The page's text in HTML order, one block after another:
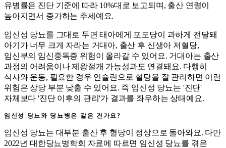
유병률은 진단 기준에 따라 10%대로 보고되며, 출산 연령이
높아지면서 증가하는 추세예요.
임신성 당뇨를 그대로 두면 태아에게 포도당이 과하게 전달돼
아기가 너무 크게 자라는 거대아, 출산 후 신생아 저혈당,
임신부의 임신중독증 위험이 올라갈 수 있어요. 거대아는 출산
과정의 어려움이나 제왕절개 가능성과도 연결돼요. 다행히
식사와 운동, 필요한 경우 인슐린으로 혈당을 잘 관리하면 이런
위험은 상당 부분 낮출 수 있어요. 즉 임신성 당뇨는 '진단'
자체보다 '진단 이후의 관리'가 결과를 좌우하는 상태예요.
임신성 당뇨와 당뇨병은 같은 건가요?
임신성 당뇨는 대부분 출산 후 혈당이 정상으로 돌아와요. 다만
2022년 대한당뇨병학회 자료에 따르면 임신성 당뇨를 겪은